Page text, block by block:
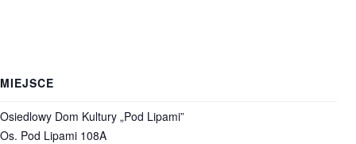
MIEJSCE
Osiedlowy Dom Kultury „Pod Lipami”
Os. Pod Lipami 108A